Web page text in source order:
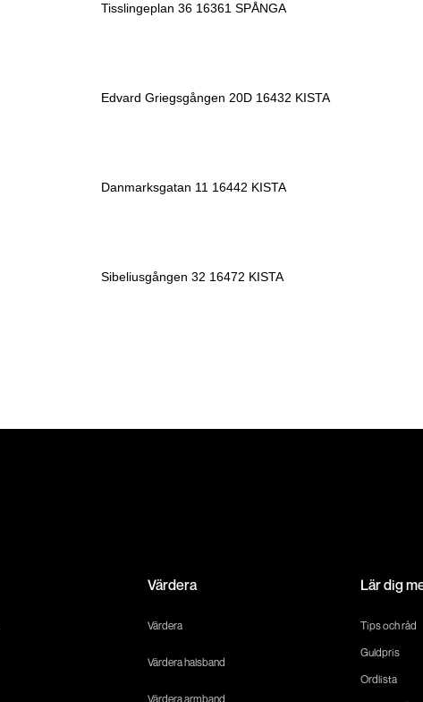
Tisslingeplan 36 16361 SPÅNGA
Edvard Griegsgången 20D 16432 KISTA
Danmarksgatan 11 16442 KISTA
Sibeliusgången 32 16472 KISTA
Värdera
Värdera
Värdera halsband
Värdera armband
Lär dig
Tips och råd
Guldpris
Ordlista